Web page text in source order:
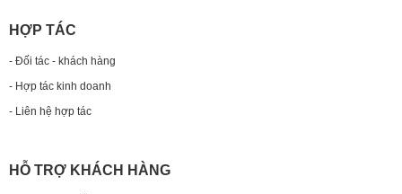
HỢP TÁC
- Đối tác - khách hàng
- Hợp tác kinh doanh
- Liên hệ hợp tác
HỖ TRỢ KHÁCH HÀNG